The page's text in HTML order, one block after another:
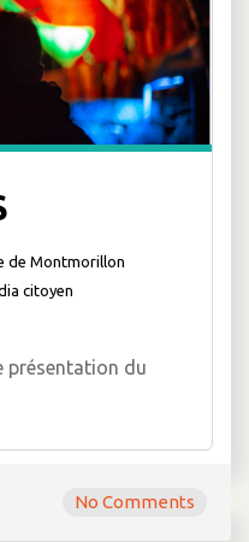
de Montmorillon
citoyen
présentation du
No Comments